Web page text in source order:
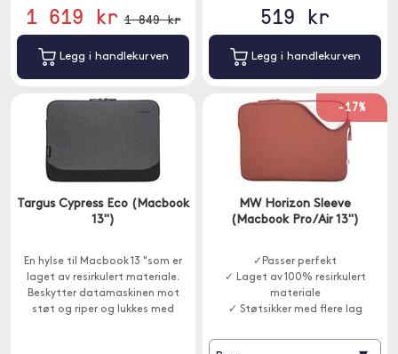
1 619 kr 1 849 kr
Legg i handlekurven
519 kr
Legg i handlekurven
Targus Cypress Eco (Macbook
13")
En hylse til Macbook 13 "som er
laget av resirkulert materiale.
Beskytter datamaskinen mot
støt og riper og lukkes med
-17%
MW Horizon Sleeve
(Macbook Pro/Air 13")
✓Passer perfekt
✓ Laget av 100% resirkulert
materiale
✓ Støtsikker med flere lag